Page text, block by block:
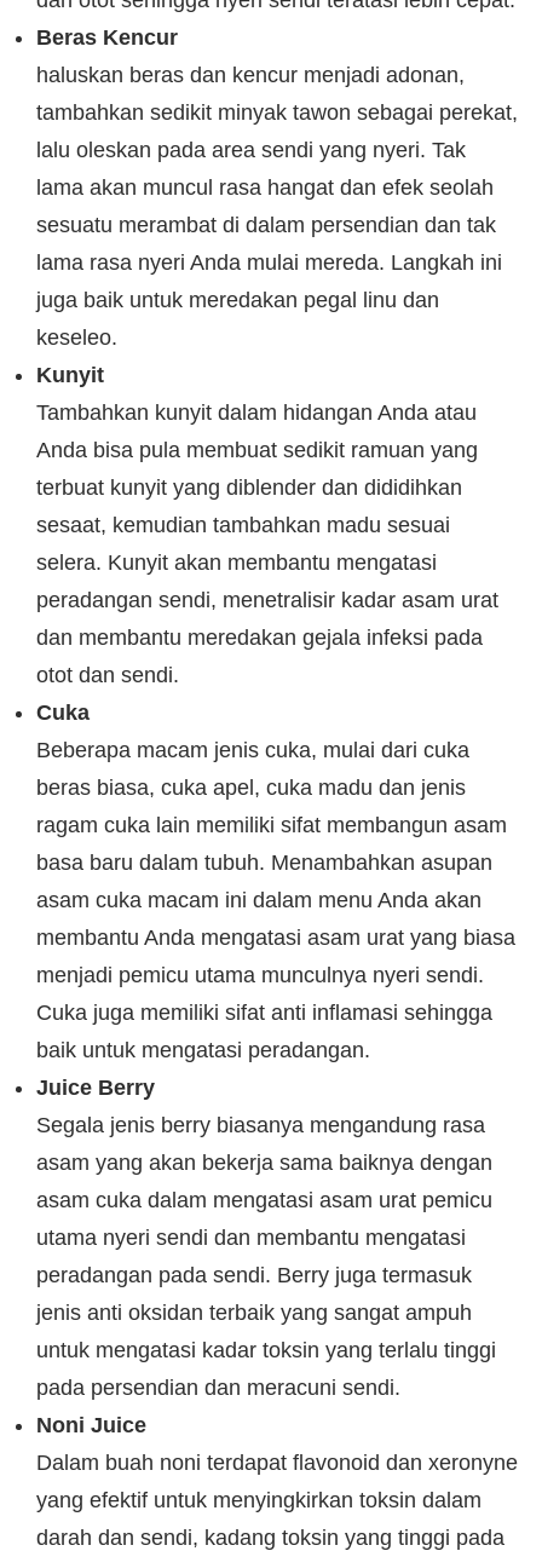
Beras Kencur
haluskan beras dan kencur menjadi adonan,
tambahkan sedikit minyak tawon sebagai perekat,
lalu oleskan pada area sendi yang nyeri. Tak
lama akan muncul rasa hangat dan efek seolah
sesuatu merambat di dalam persendian dan tak
lama rasa nyeri Anda mulai mereda. Langkah ini
juga baik untuk meredakan pegal linu dan
keseleo.
Kunyit
Tambahkan kunyit dalam hidangan Anda atau
Anda bisa pula membuat sedikit ramuan yang
terbuat kunyit yang diblender dan dididihkan
sesaat, kemudian tambahkan madu sesuai
selera. Kunyit akan membantu mengatasi
peradangan sendi, menetralisir kadar asam urat
dan membantu meredakan gejala infeksi pada
otot dan sendi.
Cuka
Beberapa macam jenis cuka, mulai dari cuka
beras biasa, cuka apel, cuka madu dan jenis
ragam cuka lain memiliki sifat membangun asam
basa baru dalam tubuh. Menambahkan asupan
asam cuka macam ini dalam menu Anda akan
membantu Anda mengatasi asam urat yang biasa
menjadi pemicu utama munculnya nyeri sendi.
Cuka juga memiliki sifat anti inflamasi sehingga
baik untuk mengatasi peradangan.
Juice Berry
Segala jenis berry biasanya mengandung rasa
asam yang akan bekerja sama baiknya dengan
asam cuka dalam mengatasi asam urat pemicu
utama nyeri sendi dan membantu mengatasi
peradangan pada sendi. Berry juga termasuk
jenis anti oksidan terbaik yang sangat ampuh
untuk mengatasi kadar toksin yang terlalu tinggi
pada persendian dan meracuni sendi.
Noni Juice
Dalam buah noni terdapat flavonoid dan xeronyne
yang efektif untuk menyingkirkan toksin dalam
darah dan sendi, kadang toksin yang tinggi pada